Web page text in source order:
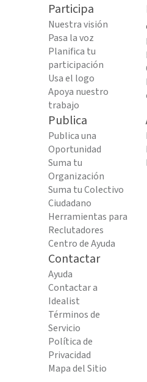
Participa
Nuestra visión
Pasa la voz
Planifica tu
participación
Usa el logo
Apoya nuestro
trabajo
Publica
Publica una
Oportunidad
Suma tu
Organización
Suma tu Colectivo
Ciudadano
Herramientas para
Reclutadores
Centro de Ayuda
Contactar
Ayuda
Contactar a
Idealist
Términos de
Servicio
Política de
Privacidad
Mapa del Sitio